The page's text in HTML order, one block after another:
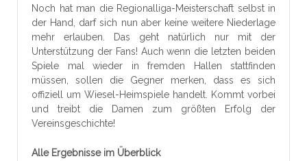
Noch hat man die Regionalliga-Meisterschaft selbst in
der Hand, darf sich nun aber keine weitere Niederlage
mehr erlauben. Das geht natürlich nur mit der
Unterstützung der Fans! Auch wenn die letzten beiden
Spiele mal wieder in fremden Hallen stattfinden
müssen, sollen die Gegner merken, dass es sich
offiziell um Wiesel-Heimspiele handelt. Kommt vorbei
und treibt die Damen zum größten Erfolg der
Vereinsgeschichte!
Alle Ergebnisse im Überblick